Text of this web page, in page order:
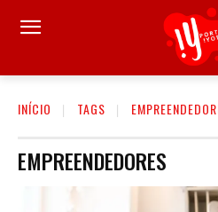
INÍCIO TAGS
EMPREENDEDORES